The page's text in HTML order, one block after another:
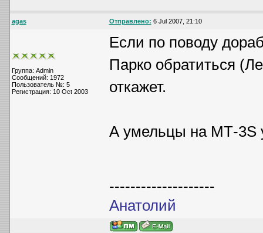
agas Отправлено: 6 Jul 2007, 21:10
Группа: Admin
Сообщений: 1972
Пользователь №: 5
Регистрация: 10 Oct 2003
Если по поводу
Парко обратиться
откажет.
А умельцы на МТ-3S
--------------------
Анатолий